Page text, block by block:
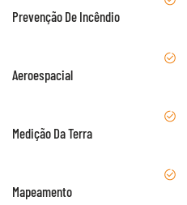
Prevenção De Incêndio
Aeroespacial
Medição Da Terra
Mapeamento